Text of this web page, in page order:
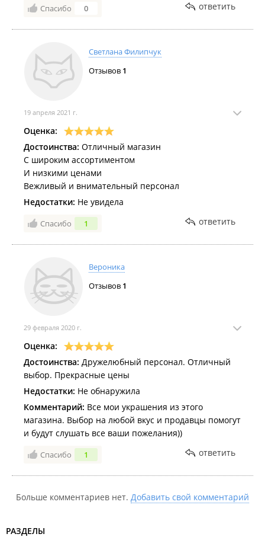
Спасибо 0 ответить
Светлана Филипчук
Отзывов 1
19 апреля 2021 г.
Оценка:
Достоинства: Отличный магазин
С широким ассортиментом
И низкими ценами
Вежливый и внимательный персонал
Недостатки: Не увидела
Спасибо 1 ответить
Вероника
Отзывов 1
29 февраля 2020 г.
Оценка:
Достоинства: Дружелюбный персонал. Отличный
выбор. Прекрасные цены
Недостатки: Не обнаружила
Комментарий: Все мои украшения из этого
магазина. Выбор на любой вкус и продавцы помогут
и будут слушать все ваши пожелания))
Спасибо 1 ответить
Больше комментариев нет. Добавить свой комментарий
РАЗДЕЛЫ